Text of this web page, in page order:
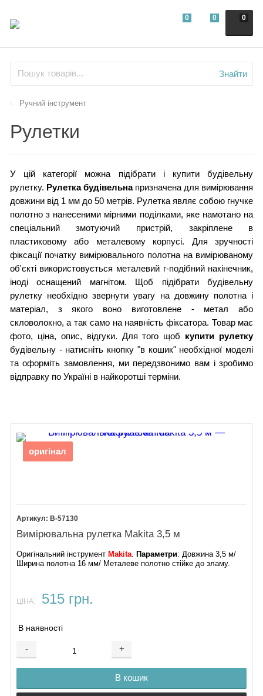
0
0 0
Знайти
Ручний інструмент
Рулетки
У цій категорії можна підібрати і купити будівельну
рулетку. Рулетка будівельна призначена для вимірювання
довжини від 1 мм до 50 метрів. Рулетка являє собою гнучке
полотно з нанесеними мірними поділками, яке намотано на
спеціальний змотуючий пристрій, закріплене в
пластиковому або металевому корпусі. Для зручності
фіксації початку вимірювального полотна на вимірюваному
об'єкті використовується металевий г-подібний накінечник,
іноді оснащений магнітом. Щоб підібрати будівельну
рулетку необхідно звернути увагу на довжину полотна і
матеріал, з якого воно виготовлене - метал або
скловолокно, а так само на наявність фіксатора. Товар має
фото, ціна, опис, відгуки. Для того щоб купити рулетку
будівельну - натисніть кнопку "в кошик" необхідної моделі
та оформіть замовлення, ми передзвонимо вам і зробимо
відправку по Україні в найкоротші терміни.
оригінал
B-57130
Вимірювальна рулетка Makita 3,5 м
Оригінальний інструмент Makita. Параметри: Довжина 3,5 м/
Ширина полотна 16 мм/ Металеве полотно стійке до зламу.
ЦІНА: 515 грн.
В наявності
- +
В кошик